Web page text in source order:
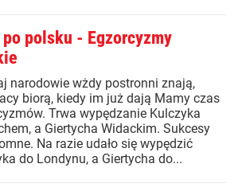
po polsku - Egzorcyzmy
narodowie wżdy postronni znają,
biorą, kiedy im już dają Mamy czas
Trwa wypędzanie Kulczyka
a Giertycha Widackim. Sukcesy
Na razie udało się wypędzić
do Londynu, a Giertycha do...